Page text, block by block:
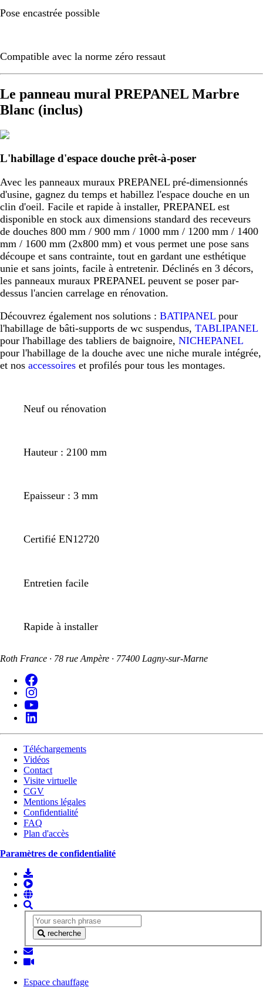
Pose encastrée possible
Compatible avec la norme zéro ressaut
Le panneau mural PREPANEL Marbre
Blanc (inclus)
L'habillage d'espace douche prêt-à-poser
Avec les panneaux muraux PREPANEL pré-dimensionnés
d'usine, gagnez du temps et habillez l'espace douche en un
clin d'oeil. Facile et rapide à installer, PREPANEL est
disponible en stock aux dimensions standard des receveurs
de douches 800 mm / 900 mm / 1000 mm / 1200 mm / 1400
mm / 1600 mm (2x800 mm) et vous permet une pose sans
découpe et sans contrainte, tout en gardant une esthétique
unie et sans joints, facile à entretenir. Déclinés en 3 décors,
les panneaux muraux PREPANEL peuvent se poser par-
dessus l'ancien carrelage en rénovation.
Découvrez également nos solutions : BATIPANEL pour
l'habillage de bâti-supports de wc suspendus, TABLIPANEL
pour l'habillage des tabliers de baignoire, NICHEPANEL
pour l'habillage de la douche avec une niche murale intégrée,
et nos accessoires et profilés pour tous les montages.
Neuf ou rénovation
Hauteur : 2100 mm
Epaisseur : 3 mm
Certifié EN12720
Entretien facile
Rapide à installer
Roth France · 78 rue Ampère · 77400 Lagny-sur-Marne
Téléchargements
Vidéos
Contact
Visite virtuelle
CGV
Mentions légales
Confidentialité
FAQ
Plan d'accès
Paramètres de confidentialité
recherche
Espace chauffage